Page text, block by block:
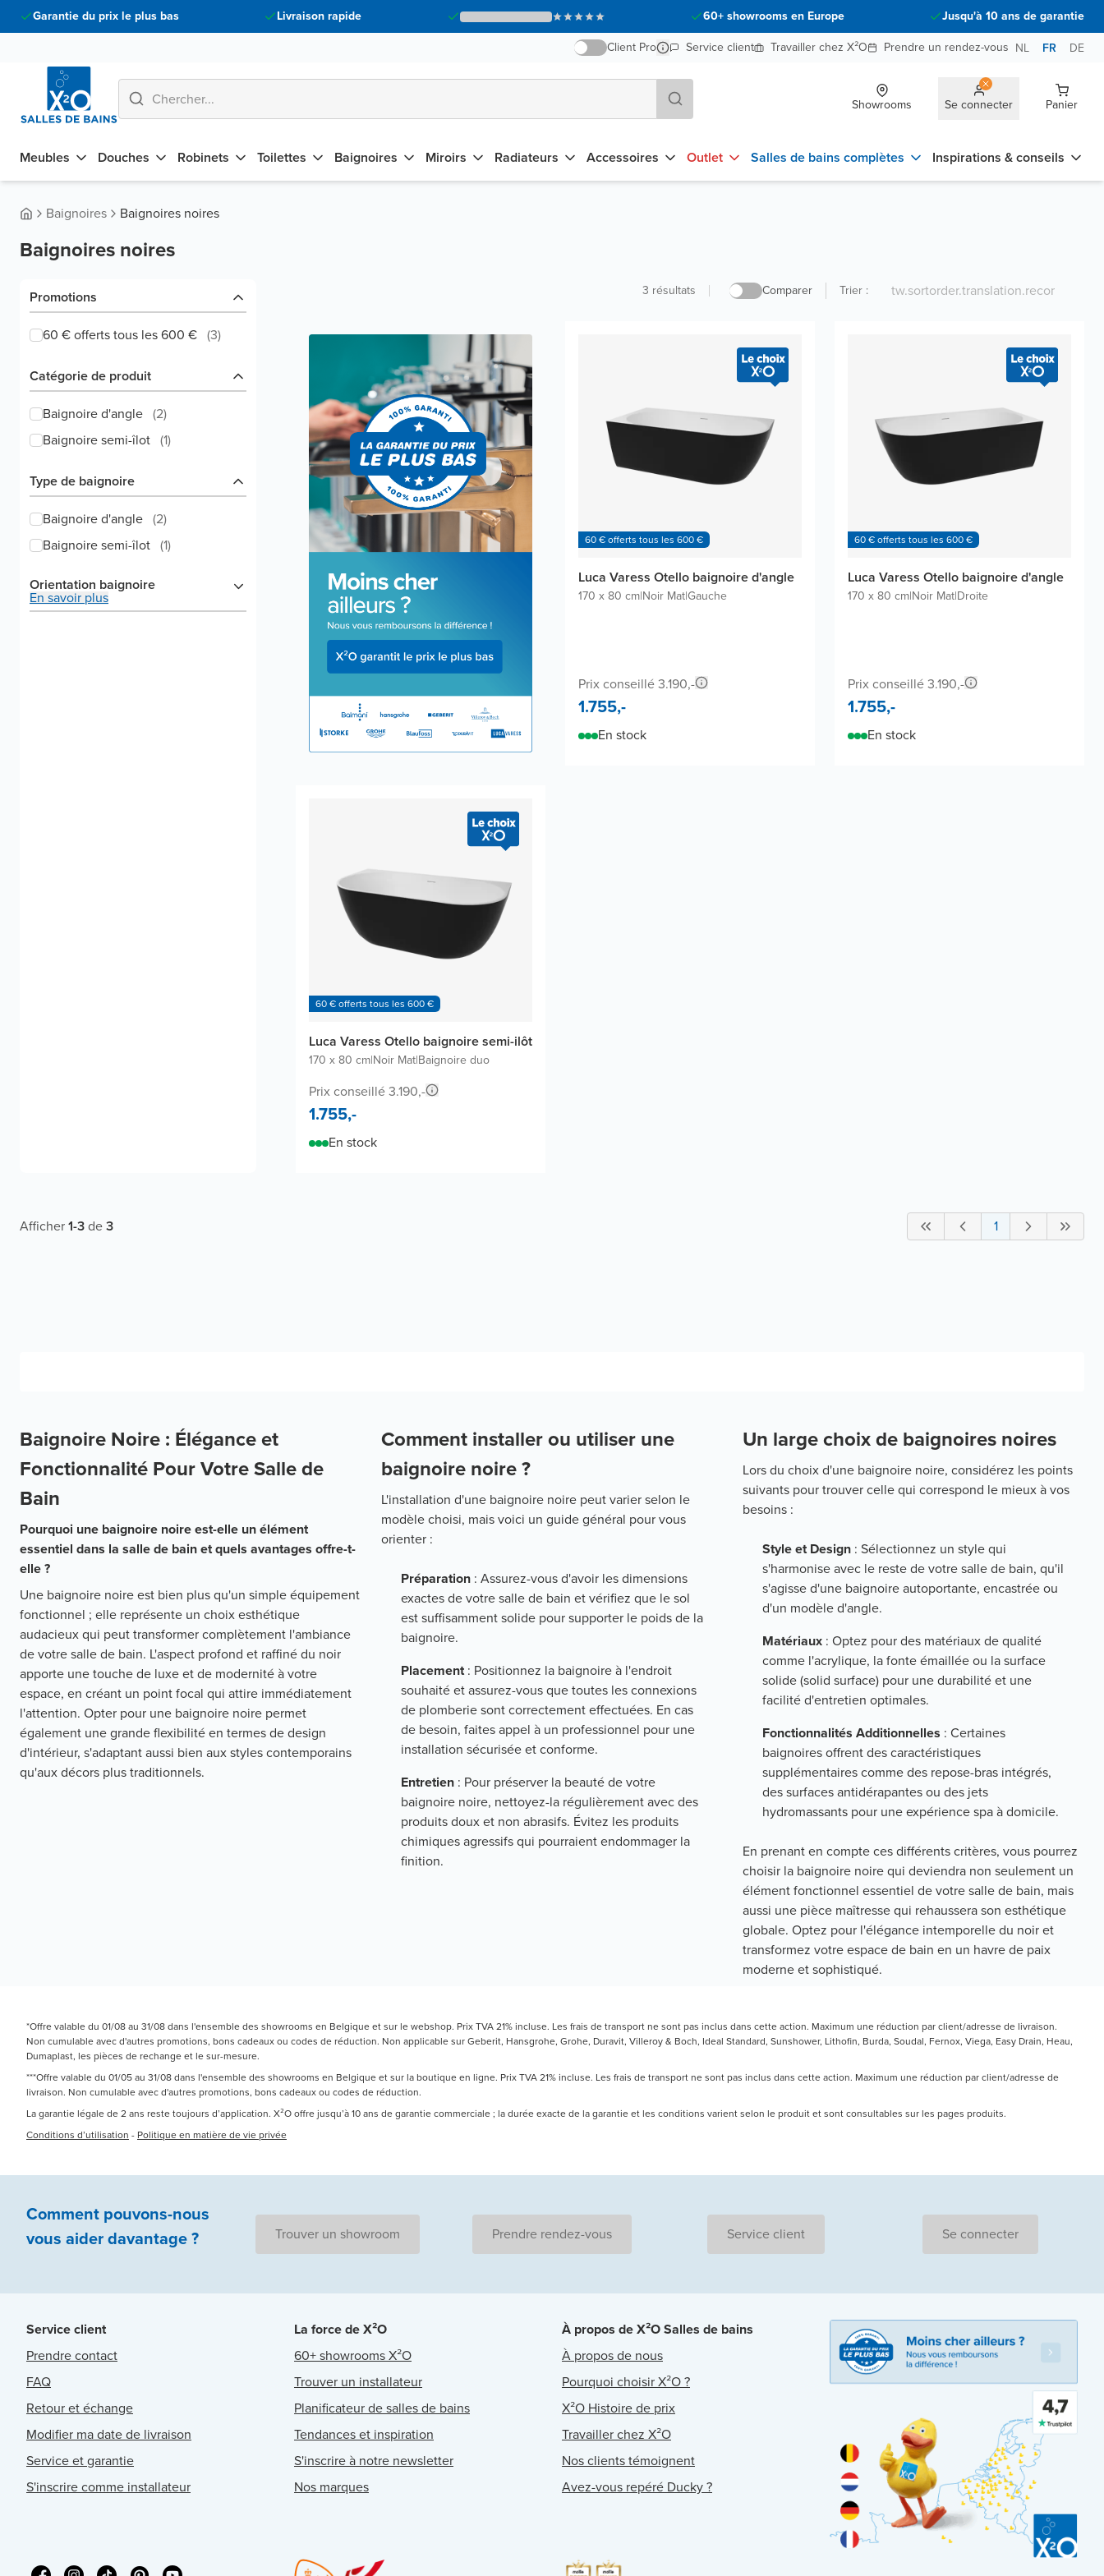
Garantie du prix le plus bas Livraison rapide 60+ showrooms en Europe
Jusqu'à 10 ans de garantie
Client Pro
Service client Travailler chez X²O Prendre un rendez-vous NL FR DE
Showrooms Se connecter Panier
Meubles Douches Robinets Toilettes Baignoires Miroirs Radiateurs Accessoires Outlet Salles de bains complètes Inspirations & conseils
Baignoires Baignoires noires
Baignoires noires
Promotions
60 € offerts tous les 600 € (3)
Catégorie de produit
Baignoire d'angle (2)
Baignoire semi-îlot (1)
Type de baignoire
Baignoire d'angle (2)
Baignoire semi-îlot (1)
Orientation baignoire
En savoir plus
3 résultats Comparer Trier :
60 € offerts tous les 600 €
Luca Varess Otello baignoire d'angle
170 x 80 cm|Noir Mat|Gauche
Prix conseillé 3.190,-
1.755,-
En stock
60 € offerts tous les 600 €
Luca Varess Otello baignoire d'angle
170 x 80 cm|Noir Mat|Droite
Prix conseillé 3.190,-
1.755,-
En stock
60 € offerts tous les 600 €
Luca Varess Otello baignoire semi-ilôt
170 x 80 cm|Noir Mat|Baignoire duo
Prix conseillé 3.190,-
1.755,-
En stock
Afficher1-3de3 1
Baignoire Noire : Élégance et
Fonctionnalité Pour Votre Salle de
Bain
Pourquoi une baignoire noire est-elle un élément
essentiel dans la salle de bain et quels avantages offre-t-
elle ?
Une baignoire noire est bien plus qu'un simple équipement
fonctionnel ; elle représente un choix esthétique
audacieux qui peut transformer complètement l'ambiance
de votre salle de bain. L'aspect profond et raffiné du noir
apporte une touche de luxe et de modernité à votre
espace, en créant un point focal qui attire immédiatement
l'attention. Opter pour une baignoire noire permet
également une grande flexibilité en termes de design
d'intérieur, s'adaptant aussi bien aux styles contemporains
qu'aux décors plus traditionnels.
Comment installer ou utiliser une
baignoire noire ?
L'installation d'une baignoire noire peut varier selon le
modèle choisi, mais voici un guide général pour vous
orienter :
Préparation : Assurez-vous d'avoir les dimensions
exactes de votre salle de bain et vérifiez que le sol
est suffisamment solide pour supporter le poids de la
baignoire.
Placement: Positionnez la baignoire à l'endroit
souhaité et assurez-vous que toutes les connexions
de plomberie sont correctement effectuées. En cas
de besoin, faites appel à un professionnel pour une
installation sécurisée et conforme.
Entretien : Pour préserver la beauté de votre
baignoire noire, nettoyez-la régulièrement avec des
produits doux et non abrasifs. Évitez les produits
chimiques agressifs qui pourraient endommager la
finition.
Un large choix de baignoires noires
Lors du choix d'une baignoire noire, considérez les points
suivants pour trouver celle qui correspond le mieux à vos
besoins :
Style et Design : Sélectionnez un style qui
s'harmonise avec le reste de votre salle de bain, qu'il
s'agisse d'une baignoire autoportante, encastrée ou
d'un modèle d'angle.
Matériaux : Optez pour des matériaux de qualité
comme l'acrylique, la fonte émaillée ou la surface
solide (solid surface) pour une durabilité et une
facilité d'entretien optimales.
Fonctionnalités Additionnelles : Certaines
baignoires offrent des caractéristiques
supplémentaires comme des repose-bras intégrés,
des surfaces antidérapantes ou des jets
hydromassants pour une expérience spa à domicile.
En prenant en compte ces différents critères, vous pourrez
choisir la baignoire noire qui deviendra non seulement un
élément fonctionnel essentiel de votre salle de bain, mais
aussi une pièce maîtresse qui rehaussera son esthétique
globale. Optez pour l'élégance intemporelle du noir et
transformez votre espace de bain en un havre de paix
moderne et sophistiqué.
*Offre valable du 01/08 au 31/08 dans l'ensemble des showrooms en Belgique et sur le webshop. Prix TVA 21% incluse. Les frais de transport ne sont pas inclus dans cette action. Maximum une réduction par client/adresse de livraison.
Non cumulable avec d'autres promotions, bons cadeaux ou codes de réduction. Non applicable sur Geberit, Hansgrohe, Grohe, Duravit, Villeroy & Boch, Ideal Standard, Sunshower, Lithofin, Burda, Soudal, Fernox, Viega, Easy Drain, Heau,
Dumaplast, les pièces de rechange et le sur-mesure.
***Offre valable du 01/05 au 31/08 dans l'ensemble des showrooms en Belgique et sur la boutique en ligne. Prix TVA 21% incluse. Les frais de transport ne sont pas inclus dans cette action. Maximum une réduction par client/adresse de
livraison. Non cumulable avec d'autres promotions, bons cadeaux ou codes de réduction.
La garantie légale de 2 ans reste toujours d’application. X²O offre jusqu’à 10 ans de garantie commerciale ; la durée exacte de la garantie et les conditions varient selon le produit et sont consultables sur les pages produits.
Conditions d’utilisation - Politique en matière de vie privée
Comment pouvons-nous
vous aiderdavantage ? Trouver un showroom Prendre rendez-vous Service client Se connecter
Service client
Prendre contact
FAQ
Retour et échange
Modifier ma date de livraison
Service et garantie
S'inscrire comme installateur
La force de X²O
60+ showrooms X²O
Trouver un installateur
Planificateur de salles de bains
Tendances et inspiration
S'inscrire à notre newsletter
Nos marques
À propos de X²O Salles de bains
À propos de nous
Pourquoi choisir X²O ?
X²O Histoire de prix
Travailler chez X²O
Nos clients témoignent
Avez-vous repéré Ducky ?